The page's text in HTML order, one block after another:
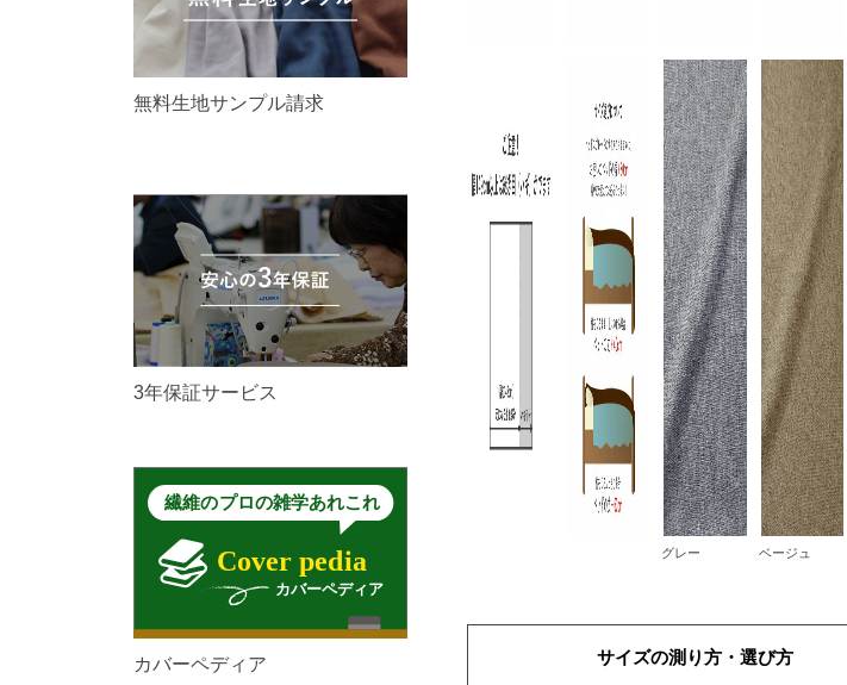
無料生地サンプル請求
3年保証サービス
カバーペディア
グレー ベージュ
サイズの測り方・選び方